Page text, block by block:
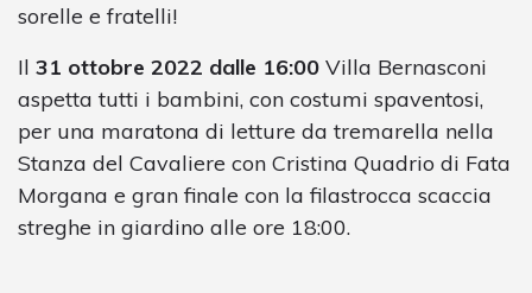
sorelle e fratelli!
Il 31 ottobre 2022 dalle 16:00 Villa Bernasconi
aspetta tutti i bambini, con costumi spaventosi,
per una maratona di letture da tremarella nella
Stanza del Cavaliere con Cristina Quadrio di Fata
Morgana e gran finale con la filastrocca scaccia
streghe in giardino alle ore 18:00.